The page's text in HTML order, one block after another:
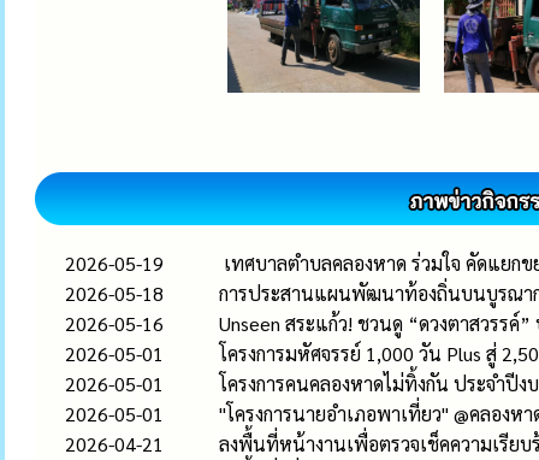
2026-05-19
เทศบาลตำบลคลองหาด ร่วมใจ คัดแยก
2026-05-18
การประสานแผนพัฒนาท้องถิ่นบนบูรณาก
2026-05-16
Unseen สระแก้ว! ชวนดู “ดวงตาสวรรค์
2026-05-01
โครงการมหัศจรรย์ 1,000 วัน Plus สู่
2026-05-01
โครงการคนคลองหาดไม่ทิ้งกัน ประจำปี
2026-05-01
"โครงการนายอำเภอพาเที่ยว" @คลองหา
2026-04-21
ลงพื้นที่หน้างานเพื่อตรวจเช็คความเรีย